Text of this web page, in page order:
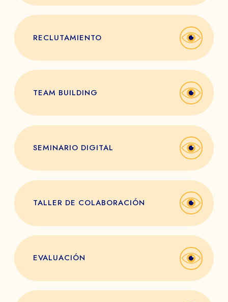
RECLUTAMIENTO
TEAM BUILDING
SEMINARIO DIGITAL
TALLER DE COLABORACIÓN
EVALUACIÓN